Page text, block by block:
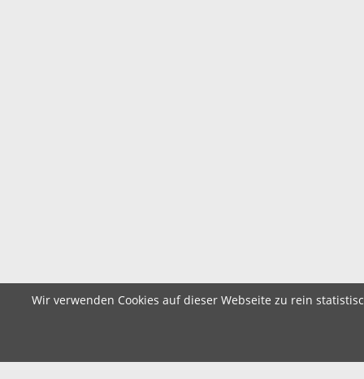
Wir verwenden Cookies auf dieser Webseite zu rein